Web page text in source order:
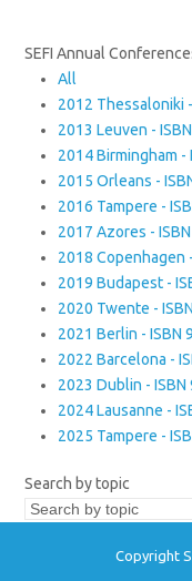
SEFI Annual
All
2012 Thessaloniki
2013 Leuven -
2014 Birmingham
2015 Orleans -
2016 Tampere -
2017 Azores -
2018 Copenhagen
2019 Budapest -
2020 Twente -
2021 Berlin - ISBN
2022 Barcelona -
2023 Dublin -
2024 Lausanne -
2025 Tampere -
Search by topic
Copyright